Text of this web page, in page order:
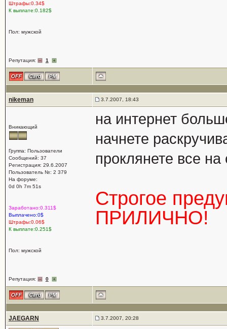
Штрафы:0.34$
К выплате:0.182$
Пол: мужской
Репутация: 1
nikeman 3.7.2007, 18:43
Вникающий
Группа: Пользователи
Сообщений: 37
Регистрация: 29.6.2007
Пользователь №: 2 379
На форуме:
0d 0h 7m 51s
Заработано:0.311$
Выплачено:0$
Штрафы:0.06$
К выплате:0.251$
Пол: мужской
Репутация: 0
на интернет
начнете
проклянете все на
Строгое
ПРИЛИЧНО!
JAEGARN 3.7.2007, 20:28